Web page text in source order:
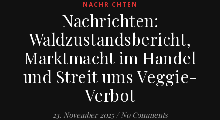
NACHRICHTEN
Nachrichten:
Waldzustandsbericht,
Marktmacht im Handel
und Streit ums Veggie-
Verbot
23. November 2025 / No Comments